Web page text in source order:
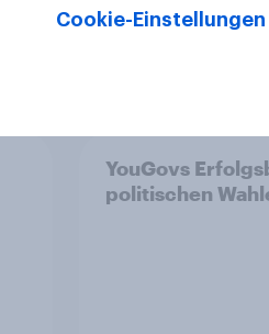
YouGovs
politischen
Cookie-Einstellungen